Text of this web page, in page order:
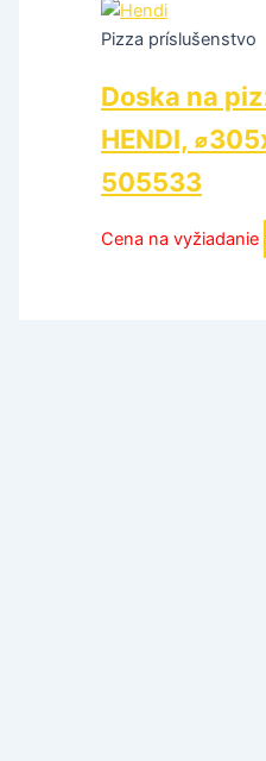
Pizza príslušenstvo
Doska na
HENDI,
505533
Cena na vyžiadanie